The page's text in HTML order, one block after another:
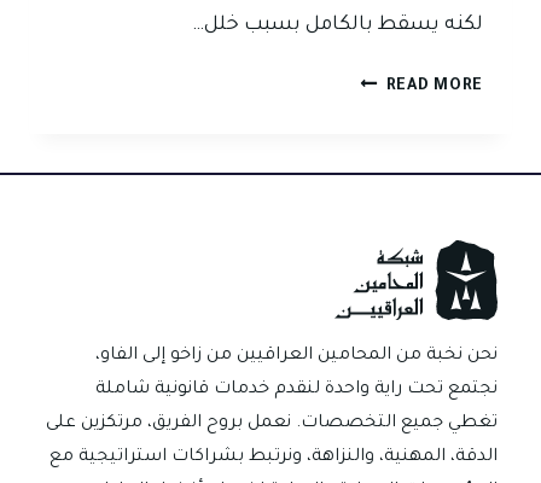
لكنه يسقط بالكامل بسبب خلل…
READ MORE لماذا
العراقي
من
اختصاص
القضاء
الإداري؟
تحليل
قانوني
نحن نخبة من المحامين العراقيين من زاخو إلى الفاو،
نجتمع تحت راية واحدة لنقدم خدمات قانونية شاملة
تغطي جميع التخصصات. نعمل بروح الفريق، مرتكزين على
الدقة، المهنية، والنزاهة، ونرتبط بشراكات استراتيجية مع